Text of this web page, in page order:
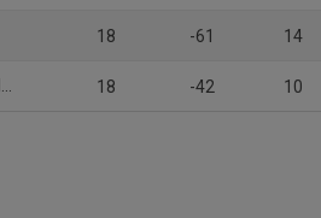
18 -61 14
18 -42 10